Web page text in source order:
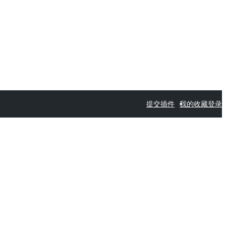
提交插件 我的收藏登录